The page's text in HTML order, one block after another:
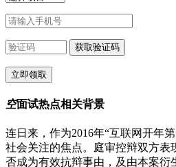
空面试热点相关背景
连日来，作为2016年“互联网开年
社会关注的焦点。庭审控辩双方表
否成为有效抗辩事由，及由本案衍